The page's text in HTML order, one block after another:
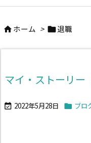
 ホーム > 退職
マイ・ストーリー
 2022年5月28日  ブロ